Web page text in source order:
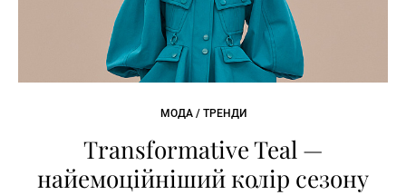
МОДА / ТРЕНДИ
Transformative Teal —
найемоційніший колір сезону